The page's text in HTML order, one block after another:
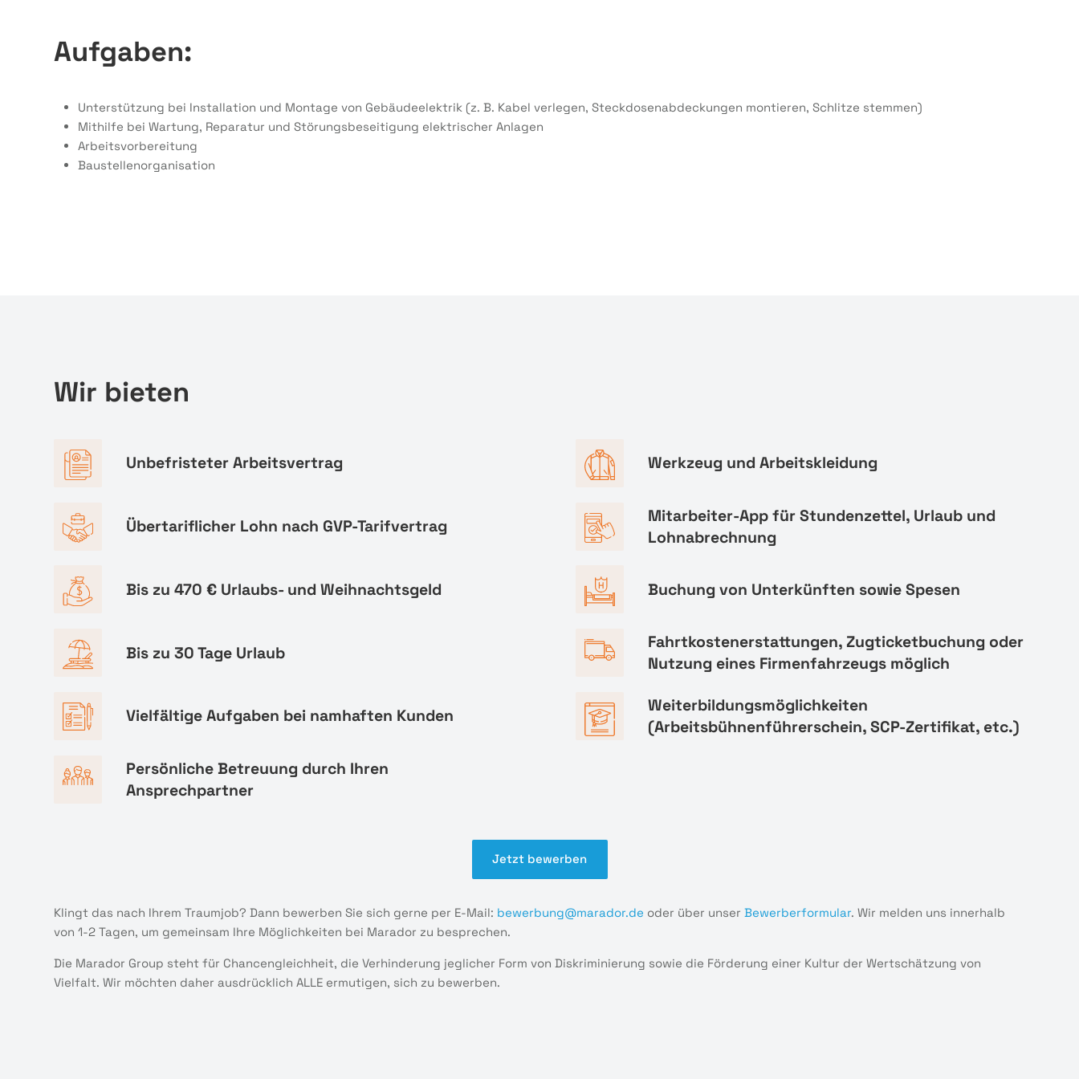
Aufgaben:
Unterstützung bei Installation und Montage von Gebäudeelektrik (z. B. Kabel verlegen, Steckdosenabdeckungen montieren, Schlitze stemmen)
Mithilfe bei Wartung, Reparatur und Störungsbeseitigung elektrischer Anlagen
Arbeitsvorbereitung
Baustellenorganisation
Wir bieten
Unbefristeter Arbeitsvertrag
Übertariflicher Lohn nach GVP-Tarifvertrag
Bis zu 470 € Urlaubs- und Weihnachtsgeld
Bis zu 30 Tage Urlaub
Vielfältige Aufgaben bei namhaften Kunden
Persönliche Betreuung durch Ihren
Ansprechpartner
Werkzeug und Arbeitskleidung
Mitarbeiter-App für Stundenzettel, Urlaub und
Lohnabrechnung
Buchung von Unterkünften sowie Spesen
Fahrtkostenerstattungen, Zugticketbuchung oder
Nutzung eines Firmenfahrzeugs möglich
Weiterbildungsmöglichkeiten
(Arbeitsbühnenführerschein, SCP-Zertifikat, etc.)
Jetzt bewerben
Klingt das nach Ihrem Traumjob? Dann bewerben Sie sich gerne per E-Mail: bewerbung@marador.de oder über unserBewerberformular. Wir melden uns innerhalb
von 1-2 Tagen, um gemeinsam Ihre Möglichkeiten bei Marador zu besprechen.
Die Marador Group steht für Chancengleichheit, die Verhinderung jeglicher Form von Diskriminierung sowie die Förderung einer Kultur der Wertschätzung von
Vielfalt. Wir möchten daher ausdrücklich ALLE ermutigen, sich zu bewerben.